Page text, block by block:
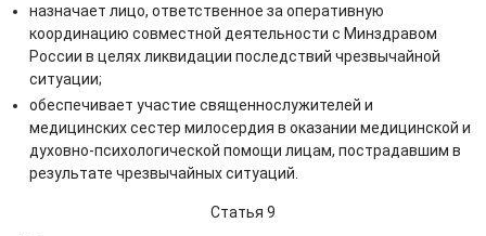
назначает лицо, ответственное за оперативную
координацию совместной деятельности с Минздравом
России в целях ликвидации последствий чрезвычайной
ситуации;
обеспечивает участие священнослужителей и
медицинских сестер милосердия в оказании медицинской и
духовно-психологической помощи лицам, пострадавшим в
результате чрезвычайных ситуаций.
Статья 9